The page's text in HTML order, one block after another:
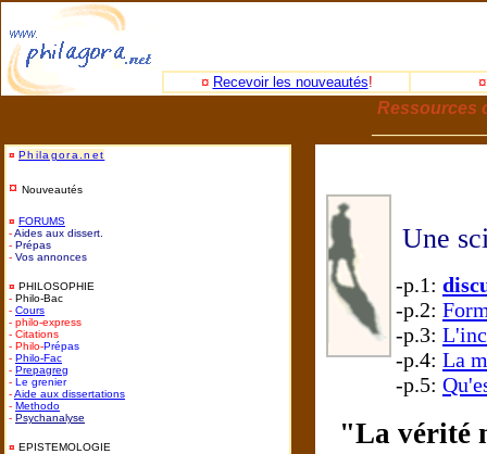
¤ Recevoir les nouveautés!
Ressources
¤ Philagora.net
¤ Nouveautés
¤ FORUMS
-Aides aux dissert.
- Prépas
- Vos annonces
¤ PHILOSOPHIE
- Philo-Bac
- Cours
- philo-express
- Citations
- Philo-Prépas
- Philo-Fac
- Prepagreg
- Le grenier
-Aide aux dissertations
- Methodo
- Psychanalyse
¤ EPISTEMOLOGIE
Une
-p.1:
-p.2:
-p.3:
-p.4: La
-p.5:
"La vérité